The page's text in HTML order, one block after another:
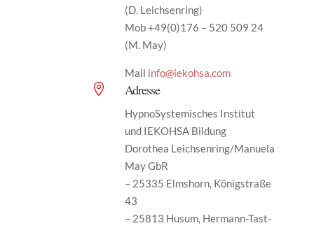
(D. Leichsenring)
Mob +49(0)176 – 520 509 24
(M. May)
Mail info@iekohsa.com
 Adresse
HypnoSystemisches Institut
und IEKOHSA Bildung
Dorothea Leichsenring/Manuela
May GbR
– 25335 Elmshorn, Königstraße
43
– 25813 Husum, Hermann-Tast-